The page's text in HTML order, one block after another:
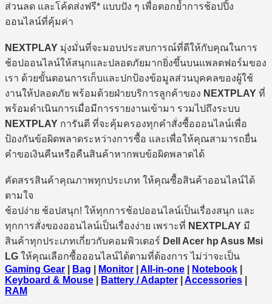
ส่วนลด และโค้ดส่งฟรี* แบบปัง ๆ เพื่อตอกย้ำการช้อปปิ้ง
ออนไลน์ที่คุ้มค่า
NEXTPLAY มุ่งมั่นที่จะมอบประสบการณ์ที่ดีให้กับคุณในการ
ช้อปออนไลน์ให้สนุกและปลอดภัยมากยิ่งขึ้นบนแพลตฟอร์มของ
เรา ด้วยขั้นตอนการเก็บและปกป้องข้อมูลส่วนบุคคลของผู้ใช้
งานให้ปลอดภัย พร้อมด้วยฝ่ายบริการลูกค้าของ NEXTPLAY ที่
พร้อมดำเนินการเมื่อมีการรายงานเข้ามา รวมไปถึงระบบ
NEXTPLAY การันตี ที่จะคุ้มครองทุกคำสั่งซื้อออนไลน์เพื่อ
ป้องกันข้อผิดพลาดระหว่างการซื้อ และเพื่อให้คุณสามารถยื่น
คำขอเงินคืนหรือคืนสินค้าหากพบข้อผิดพลาดได้
คัดสรรสินค้าคุณภาพทุกประเภท ให้คุณซื้อสินค้าออนไลน์ได้
ตามใจ
ช้อปง่าย ช้อปสนุก! ให้ทุกการช้อปออนไลน์เป็นเรื่องสนุก และ
ทุกการสั่งของออนไลน์เป็นเรื่องง่าย เพราะที่ NEXTPLAY มี
สินค้าทุกประเภทเกี่ยวกับคอมพิวเตอร์ Dell Acer hp Asus Msi
LG ให้คุณเลือกซื้อออนไลน์ได้ตามที่ต้องการ ไม่ว่าจะเป็น
Gaming Gear
Bag Monitor All-in-one Notebook
Keyboard & Mouse
Battery / Adapter Accessories
RAM